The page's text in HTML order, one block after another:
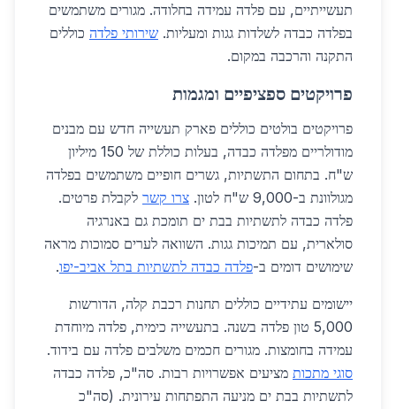
תעשייתיים, עם פלדה עמידה בחלודה. מגורים משתמשים
בפלדה כבדה לשלדות גגות ומעליות. שירותי פלדה כוללים
התקנה והרכבה במקום.
פרויקטים ספציפיים ומגמות
פרויקטים בולטים כוללים פארק תעשייה חדש עם מבנים
מודולריים מפלדה כבדה, בעלות כוללת של 150 מיליון
ש"ח. בתחום התשתיות, גשרים חופיים משתמשים בפלדה
מגולוונת ב-9,000 ש"ח לטון.
צרו קשר לקבלת פרטים.
פלדה כבדה לתשתיות בבת ים תומכת גם באנרגיה
סולארית, עם תמיכות גגות. השוואה לערים סמוכות מראה
שימושים דומים ב-פלדה כבדה לתשתיות בתל אביב-יפו.
יישומים עתידיים כוללים תחנות רכבת קלה, הדורשות
5,000 טון פלדה בשנה. בתעשייה כימית, פלדה מיוחדת
עמידה בחומצות. מגורים חכמים משלבים פלדה עם בידוד.
סוגי מתכות מציעים אפשרויות רבות. סה"כ, פלדה כבדה
לתשתיות בבת ים מניעה התפתחות עירונית. (סה"כ